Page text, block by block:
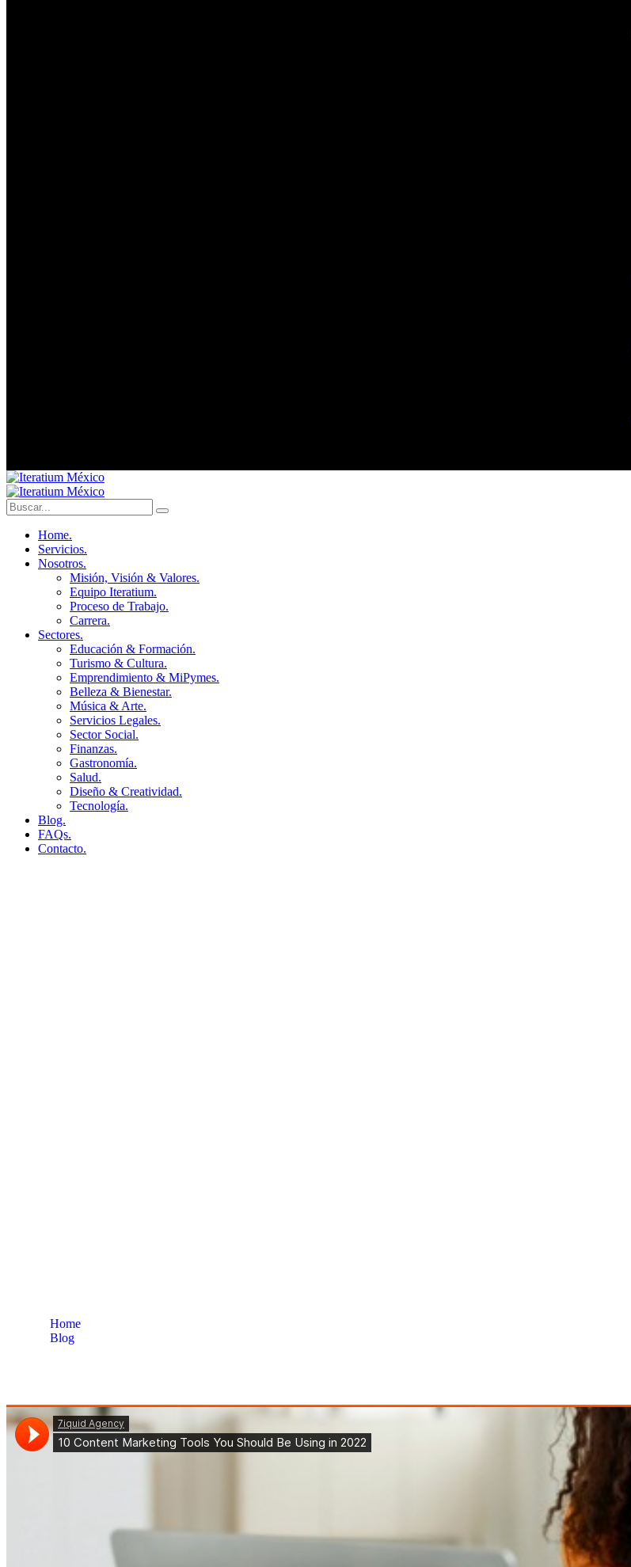
Home.
Servicios.
Nosotros.
Misión, Visión & Valores.
Equipo Iteratium.
Proceso de Trabajo.
Carrera.
Sectores.
Educación & Formación.
Turismo & Cultura.
Emprendimiento & MiPymes.
Belleza & Bienestar.
Música & Arte.
Servicios Legales.
Sector Social.
Finanzas.
Gastronomía.
Salud.
Diseño & Creatividad.
Tecnología.
Blog.
FAQs.
Contacto.
Home
Blog